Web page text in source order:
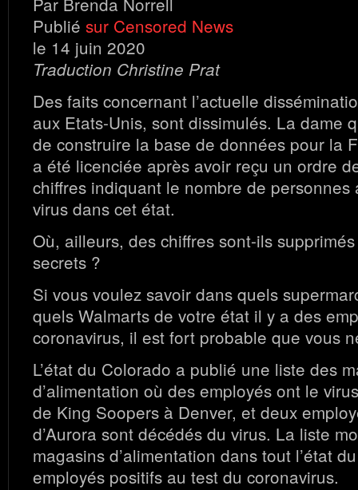
Publié sur Censored News
le 14 juin 2020
Traduction Christine Prat
Des faits concernant l’actuelle
aux Etats-Unis, sont dissimulés. La dame
de construire la base de données pour la
a été licenciée après avoir reçu un ordre
chiffres indiquant le nombre de personnes
virus dans cet état.
Où, ailleurs, des chiffres sont-ils
secrets ?
Si vous voulez savoir dans quels
quels Walmarts de votre état il y a des
coronavirus, il est fort probable que vous
L’état du Colorado a publié une liste des
d’alimentation où des employés ont le
de King Soopers à Denver, et deux
d’Aurora sont décédés du virus. La liste
magasins d’alimentation dans tout l’état
employés positifs au test du coronavirus.